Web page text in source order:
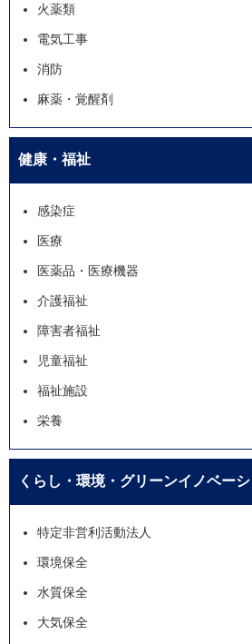
火薬類
電気工事
消防
麻薬・覚醒剤
健康・福祉
感染症
医療
医薬品・医療機器
介護福祉
障害者福祉
児童福祉
福祉施設
栄養
くらし・環境・グリーンイノベー
特定非営利活動法人
環境保全
水質保全
大気保全